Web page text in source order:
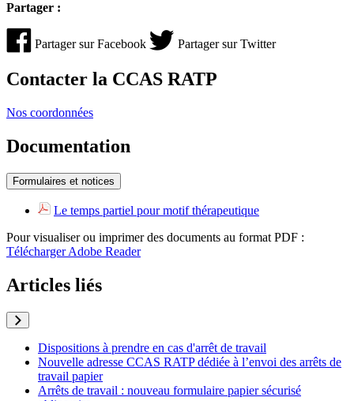
Partager :
Partager sur Facebook Partager sur Twitter
Contacter la CCAS RATP
Nos coordonnées
Documentation
Formulaires et notices
Le temps partiel pour motif thérapeutique
Pour visualiser ou imprimer des documents au format PDF :
Télécharger Adobe Reader
Articles liés
Dispositions à prendre en cas d'arrêt de travail
Nouvelle adresse CCAS RATP dédiée à l’envoi des arrêts de
travail papier
Arrêts de travail : nouveau formulaire papier sécurisé